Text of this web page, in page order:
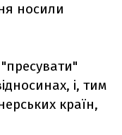
носили
і, тим
країн,